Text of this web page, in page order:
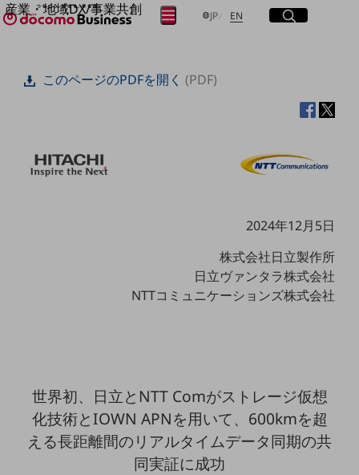
産業・地域DX/事業共創
OPEN HUB for Plural Futures
OPEN HUB for Plural Futuresとは
Smart World
LGPF(Local Government Platform)
別ウィンドウで開きます
JP日本語
EN Englishサイト内検索
開く
メニュー
開く
フリーワードを入力して探す
フリーワードでNTTドコモビジネスの
取り組みを検索
検索する
このページのPDFを開く(PDF)
2024年12月5日
株式会社日立製作所
日立ヴァンタラ株式会社
NTTコミュニケーションズ株式会社
世界初、日立とNTT Comがストレージ仮想
化技術とIOWN APNを用いて、600kmを超
える長距離間のリアルタイムデータ同期の共
同実証に成功